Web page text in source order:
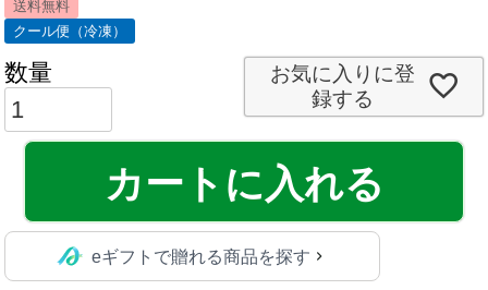
送料無料
クール便（冷凍）
お気に入りに登
録する
カートに入れる
eギフトで贈れる商品を探す